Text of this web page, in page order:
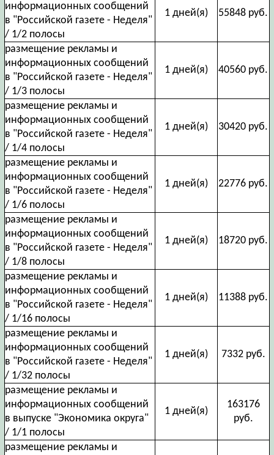
информационных сообщений
в "Российской газете - Неделя"
/ 1/2 полосы
1 дней(я) 55848 руб.
размещение рекламы и
информационных сообщений
в "Российской газете - Неделя"
/ 1/3 полосы
1 дней(я) 40560 руб.
размещение рекламы и
информационных сообщений
в "Российской газете - Неделя"
/ 1/4 полосы
1 дней(я) 30420 руб.
размещение рекламы и
информационных сообщений
в "Российской газете - Неделя"
/ 1/6 полосы
1 дней(я) 22776 руб.
размещение рекламы и
информационных сообщений
в "Российской газете - Неделя"
/ 1/8 полосы
1 дней(я) 18720 руб.
размещение рекламы и
информационных сообщений
в "Российской газете - Неделя"
/ 1/16 полосы
1 дней(я) 11388 руб.
размещение рекламы и
информационных сообщений
в "Российской газете - Неделя"
/ 1/32 полосы
1 дней(я) 7332 руб.
размещение рекламы и
информационных сообщений
в выпуске "Экономика округа"
/ 1/1 полосы
1 дней(я)
163176
руб.
размещение рекламы и